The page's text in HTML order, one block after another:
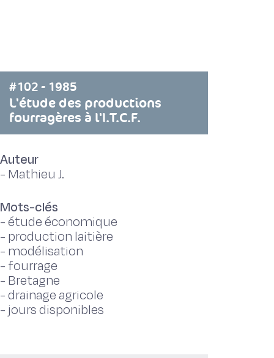
#102 - 1985
L'étude des productions
fourragères à l'I.T.C.F.
Auteur
- Mathieu J.
Mots-clés
-étude économique
- production laitière
- modélisation
- fourrage
- Bretagne
-drainage agricole
- jours disponibles